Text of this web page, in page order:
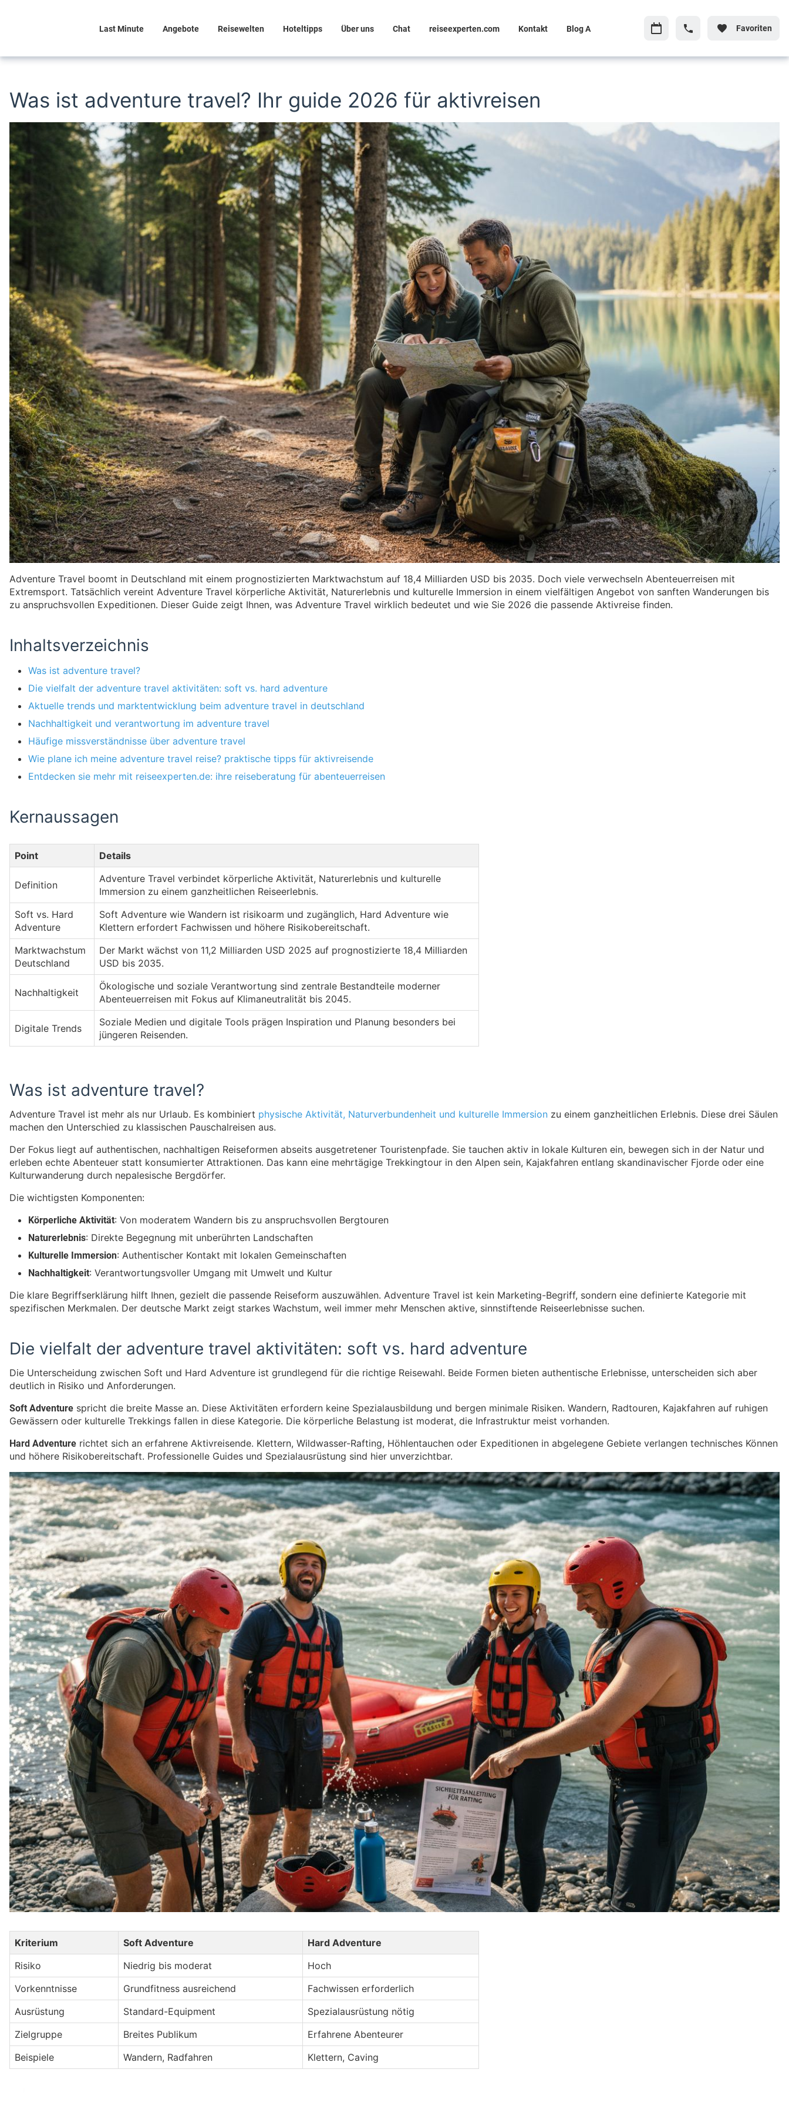
Last Minute Angebote Reisewelten Hoteltipps Über uns Chat reiseexperten.com Kontakt Blog A Favoriten
Was ist adventure travel? Ihr guide 2026 für aktivreisen
Adventure Travel boomt in Deutschland mit einem prognostizierten Marktwachstum auf 18,4 Milliarden USD bis 2035. Doch viele verwechseln Abenteuerreisen mit
Extremsport. Tatsächlich vereint Adventure Travel körperliche Aktivität, Naturerlebnis und kulturelle Immersion in einem vielfältigen Angebot von sanften Wanderungen bis
zu anspruchsvollen Expeditionen. Dieser Guide zeigt Ihnen, was Adventure Travel wirklich bedeutet und wie Sie 2026 die passende Aktivreise finden.
Inhaltsverzeichnis
Was ist adventure travel?
Die vielfalt der adventure travel aktivitäten: soft vs. hard adventure
Aktuelle trends und marktentwicklung beim adventure travel in deutschland
Nachhaltigkeit und verantwortung im adventure travel
Häufige missverständnisse über adventure travel
Wie plane ich meine adventure travel reise? praktische tipps für aktivreisende
Entdecken sie mehr mit reiseexperten.de: ihre reiseberatung für abenteuerreisen
Kernaussagen
Point Details
Definition
Adventure Travel verbindet körperliche Aktivität, Naturerlebnis und kulturelle
Immersion zu einem ganzheitlichen Reiseerlebnis.
Soft vs. Hard
Adventure
Soft Adventure wie Wandern ist risikoarm und zugänglich, Hard Adventure wie
Klettern erfordert Fachwissen und höhere Risikobereitschaft.
Marktwachstum
Deutschland
Der Markt wächst von 11,2 Milliarden USD 2025 auf prognostizierte 18,4 Milliarden
USD bis 2035.
Nachhaltigkeit
Ökologische und soziale Verantwortung sind zentrale Bestandteile moderner
Abenteuerreisen mit Fokus auf Klimaneutralität bis 2045.
Digitale Trends
Soziale Medien und digitale Tools prägen Inspiration und Planung besonders bei
jüngeren Reisenden.
Was ist adventure travel?
Adventure Travel ist mehr als nur Urlaub. Es kombiniert physische Aktivität, Naturverbundenheit und kulturelle Immersion zu einem ganzheitlichen Erlebnis. Diese drei Säulen
machen den Unterschied zu klassischen Pauschalreisen aus.
Der Fokus liegt auf authentischen, nachhaltigen Reiseformen abseits ausgetretener Touristenpfade. Sie tauchen aktiv in lokale Kulturen ein, bewegen sich in der Natur und
erleben echte Abenteuer statt konsumierter Attraktionen. Das kann eine mehrtägige Trekkingtour in den Alpen sein, Kajakfahren entlang skandinavischer Fjorde oder eine
Kulturwanderung durch nepalesische Bergdörfer.
Die wichtigsten Komponenten:
Körperliche Aktivität: Von moderatem Wandern bis zu anspruchsvollen Bergtouren
Naturerlebnis: Direkte Begegnung mit unberührten Landschaften
Kulturelle Immersion: Authentischer Kontakt mit lokalen Gemeinschaften
Nachhaltigkeit: Verantwortungsvoller Umgang mit Umwelt und Kultur
Die klare Begriffserklärung hilft Ihnen, gezielt die passende Reiseform auszuwählen. Adventure Travel ist kein Marketing-Begriff, sondern eine definierte Kategorie mit
spezifischen Merkmalen. Der deutsche Markt zeigt starkes Wachstum, weil immer mehr Menschen aktive, sinnstiftende Reiseerlebnisse suchen.
Die vielfalt der adventure travel aktivitäten: soft vs. hard adventure
Die Unterscheidung zwischen Soft und Hard Adventure ist grundlegend für die richtige Reisewahl. Beide Formen bieten authentische Erlebnisse, unterscheiden sich aber
deutlich in Risiko und Anforderungen.
Soft Adventure spricht die breite Masse an. Diese Aktivitäten erfordern keine Spezialausbildung und bergen minimale Risiken. Wandern, Radtouren, Kajakfahren auf ruhigen
Gewässern oder kulturelle Trekkings fallen in diese Kategorie. Die körperliche Belastung ist moderat, die Infrastruktur meist vorhanden.
Hard Adventure richtet sich an erfahrene Aktivreisende. Klettern, Wildwasser-Rafting, Höhlentauchen oder Expeditionen in abgelegene Gebiete verlangen technisches Können
und höhere Risikobereitschaft. Professionelle Guides und Spezialausrüstung sind hier unverzichtbar.
Kriterium Soft Adventure
Hard Adventure
Risiko
Niedrig bis moderat
Hoch
Vorkenntnisse
Grundfitness ausreichend
Fachwissen erforderlich
Ausrüstung
Standard-Equipment
Spezialausrüstung nötig
Zielgruppe
Breites Publikum
Erfahrene Abenteurer
Beispiele
Wandern, Radfahren Klettern, Caving